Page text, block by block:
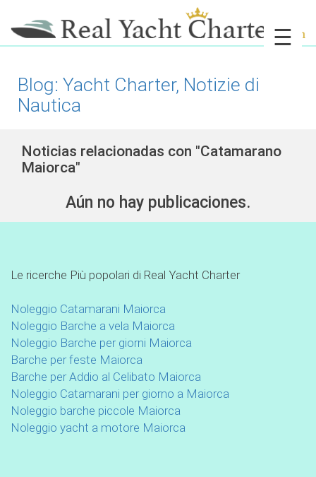
☰
Blog: Yacht Charter, Notizie di
Nautica
Noticias relacionadas con "Catamarano
Maiorca"
Aún no hay publicaciones.
Le ricerche Più popolari di Real Yacht Charter
Noleggio Catamarani Maiorca
Noleggio Barche a vela Maiorca
Noleggio Barche per giorni Maiorca
Barche per feste Maiorca
Barche per Addio al Celibato Maiorca
Noleggio Catamarani per giorno a Maiorca
Noleggio barche piccole Maiorca
Noleggio yacht a motore Maiorca